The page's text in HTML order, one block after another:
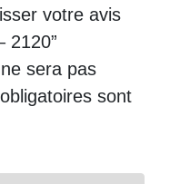
votre avis
2120”
sera pas
sont